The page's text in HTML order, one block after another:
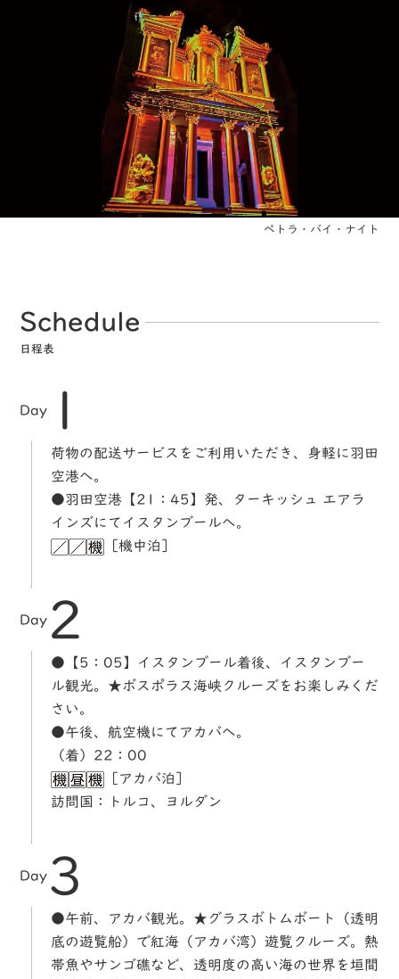
ペトラ・バイ・ナイト
Schedule
日程表
Day 1
荷物の配送サービスをご利用いただき、身軽に羽田
空港へ。
●羽田空港【21：45】発、ターキッシュ エアラ
インズにてイスタンブールへ。
［機中泊］
Day 2
●【5：05】イスタンブール着後、イスタンブー
ル観光。★ボスポラス海峡クルーズをお楽しみくだ
さい。
●午後、航空機にてアカバへ。
（着）22：00
［アカバ泊］
訪問国：トルコ、ヨルダン
Day 3
●午前、アカバ観光。★グラスボトムボート（透明
底の遊覧船）で紅海（アカバ湾）遊覧クルーズ。熱
帯魚やサンゴ礁など、透明度の高い海の世界を垣間